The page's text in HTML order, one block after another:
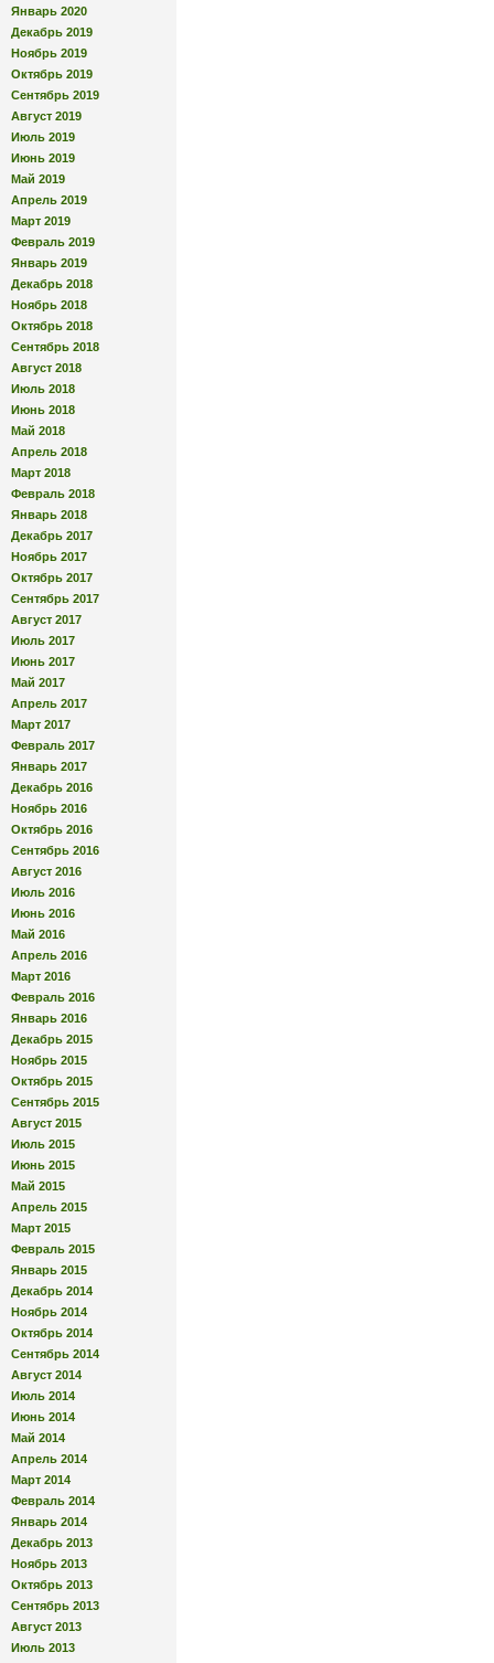
Январь 2020
Декабрь 2019
Ноябрь 2019
Октябрь 2019
Сентябрь 2019
Август 2019
Июль 2019
Июнь 2019
Май 2019
Апрель 2019
Март 2019
Февраль 2019
Январь 2019
Декабрь 2018
Ноябрь 2018
Октябрь 2018
Сентябрь 2018
Август 2018
Июль 2018
Июнь 2018
Май 2018
Апрель 2018
Март 2018
Февраль 2018
Январь 2018
Декабрь 2017
Ноябрь 2017
Октябрь 2017
Сентябрь 2017
Август 2017
Июль 2017
Июнь 2017
Май 2017
Апрель 2017
Март 2017
Февраль 2017
Январь 2017
Декабрь 2016
Ноябрь 2016
Октябрь 2016
Сентябрь 2016
Август 2016
Июль 2016
Июнь 2016
Май 2016
Апрель 2016
Март 2016
Февраль 2016
Январь 2016
Декабрь 2015
Ноябрь 2015
Октябрь 2015
Сентябрь 2015
Август 2015
Июль 2015
Июнь 2015
Май 2015
Апрель 2015
Март 2015
Февраль 2015
Январь 2015
Декабрь 2014
Ноябрь 2014
Октябрь 2014
Сентябрь 2014
Август 2014
Июль 2014
Июнь 2014
Май 2014
Апрель 2014
Март 2014
Февраль 2014
Январь 2014
Декабрь 2013
Ноябрь 2013
Октябрь 2013
Сентябрь 2013
Август 2013
Июль 2013